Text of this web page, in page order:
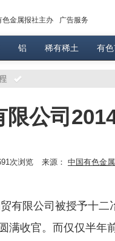
色金属报社主办 广告服务
铝 稀有稀土 有
限公司
次浏览 来源： 中国有色金
限公司被授予十二
满收官。而仅仅半年